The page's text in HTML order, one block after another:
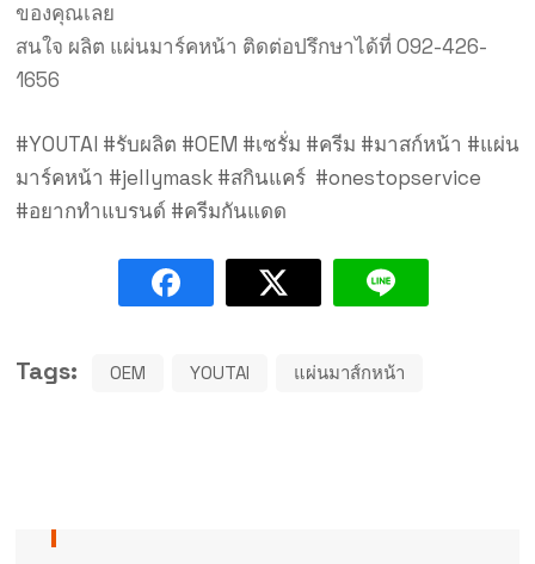
ของคุณเลย
สนใจ ผลิต แผ่นมาร์คหน้า ติดต่อปรึกษาได้ที่ 092-426-
1656
#YOUTAI #รับผลิต #OEM #เซรั่ม #ครีม #มาสก์หน้า #แผ่น
มาร์คหน้า #jellymask #สกินแคร์ #onestopservice
#อยากทำแบรนด์ #ครีมกันแดด
Tags: OEM YOUTAI แผ่นมาส์กหน้า